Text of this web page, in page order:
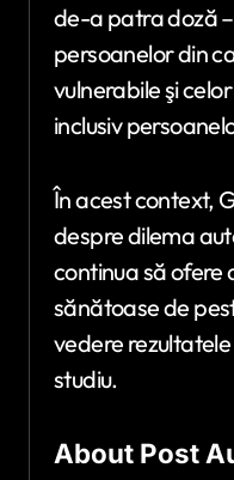
de-a patra doză
persoanelor din
vulnerabile şi
inclusiv
În acest context,
despre dilema
continua să ofere
sănătoase de
vedere
studiu.
About Post